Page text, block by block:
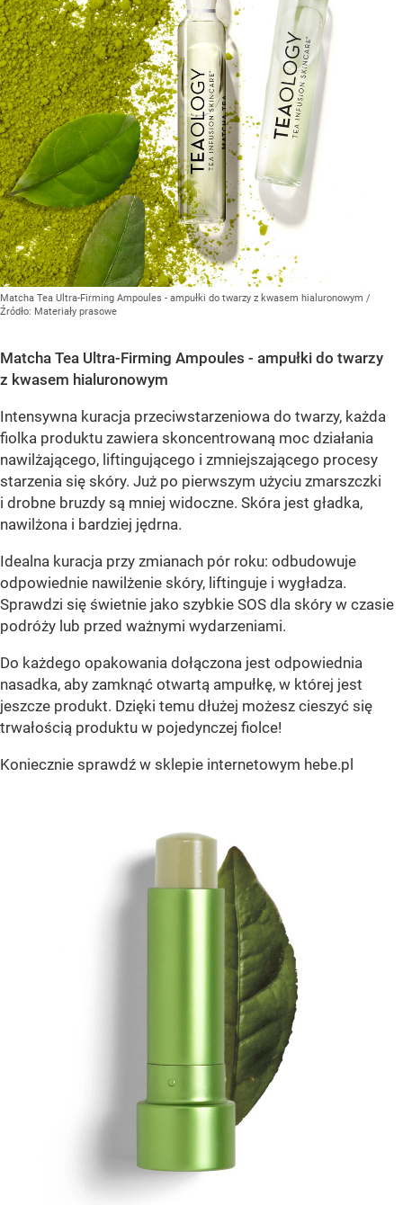
Matcha Tea Ultra-Firming Ampoules - ampułki do twarzy z kwasem hialuronowym /
Źródło: Materiały prasowe
Matcha Tea Ultra-Firming Ampoules - ampułki do twarzy
z kwasem hialuronowym
Intensywna kuracja przeciwstarzeniowa do twarzy, każda
fiolka produktu zawiera skoncentrowaną moc działania
nawilżającego, liftingującego i zmniejszającego procesy
starzenia się skóry. Już po pierwszym użyciu zmarszczki
i drobne bruzdy są mniej widoczne. Skóra jest gładka,
nawilżona i bardziej jędrna.
Idealna kuracja przy zmianach pór roku: odbudowuje
odpowiednie nawilżenie skóry, liftinguje i wygładza.
Sprawdzi się świetnie jako szybkie SOS dla skóry w czasie
podróży lub przed ważnymi wydarzeniami.
Do każdego opakowania dołączona jest odpowiednia
nasadka, aby zamknąć otwartą ampułkę, w której jest
jeszcze produkt. Dzięki temu dłużej możesz cieszyć się
trwałością produktu w pojedynczej fiolce!
Koniecznie sprawdź w sklepie internetowym hebe.pl